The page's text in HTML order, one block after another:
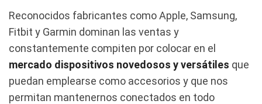
Reconocidos fabricantes como Apple, Samsung,
Fitbit y Garmin dominan las ventas y
constantemente compiten por colocar en el
mercado dispositivos novedosos y versátiles que
puedan emplearse como accesorios y que nos
permitan mantenernos conectados en todo